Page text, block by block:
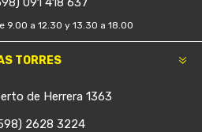
9.00 a 12.30 y 13.30 a 18.00
TORRES
de Herrera 1363
2628 3224